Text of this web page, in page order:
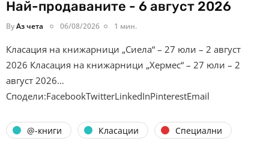
Най-продаваните - 6 август 2026
ByАз чета 06/08/2026 1 мин.
Класация на книжарници „Сиела“ – 27 юли – 2 август
2026 Класация на книжарници „Хермес“ – 27 юли – 2
август 2026…
Сподели:FacebookTwitterLinkedInPinterestEmail
@-книги Класации Специални